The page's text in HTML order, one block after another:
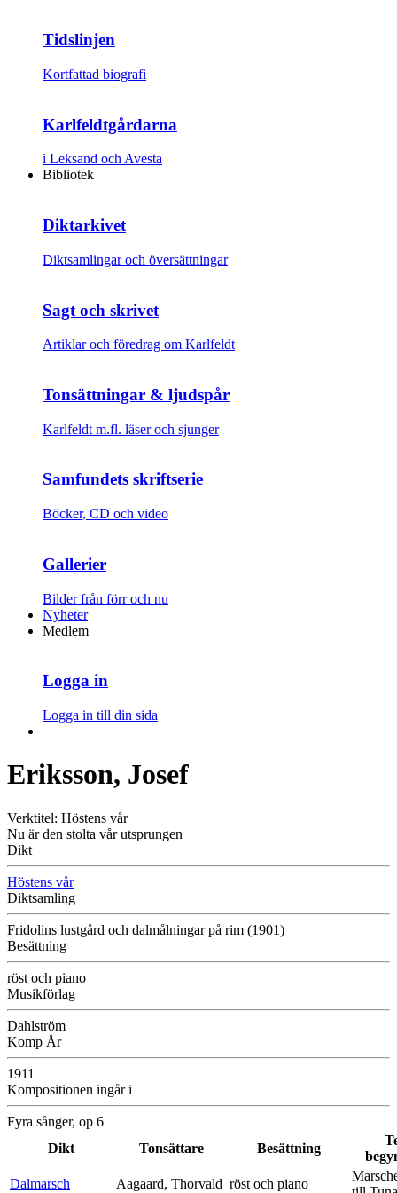
Tidslinjen
Kortfattad biografi
Karlfeldtgårdarna
i Leksand och Avesta
Bibliotek
Diktarkivet
Diktsamlingar och översättningar
Sagt och skrivet
Artiklar och föredrag om Karlfeldt
Tonsättningar & ljudspår
Karlfeldt m.fl. läser och sjunger
Samfundets skriftserie
Böcker, CD och video
Gallerier
Bilder från förr och nu
Nyheter
Medlem
Logga in
Logga in till din sida
Eriksson, Josef
Verktitel: Höstens vår
Nu är den stolta vår utsprungen
Dikt
Höstens vår
Diktsamling
Fridolins lustgård och dalmålningar på rim (1901)
Besättning
röst och piano
Musikförlag
Dahlström
Komp År
1911
Kompositionen ingår i
Fyra sånger, op 6
Dikt
Tonsättare Besättning
Dalmarsch
Aagaard, Thorvald röst och piano